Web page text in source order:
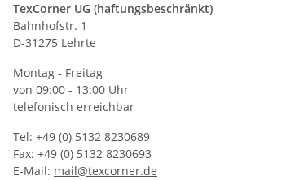
TexCorner UG (haftungsbeschränkt)
Bahnhofstr. 1
D-31275 Lehrte
Montag - Freitag
von 09:00 - 13:00 Uhr
telefonisch erreichbar
Tel: +49 (0) 5132 8230689
Fax: +49 (0) 5132 8230693
E-Mail: mail@texcorner.de